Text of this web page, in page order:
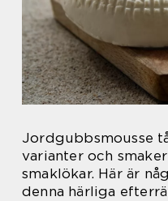
Jordgubbsmousse
varianter och
smaklökar. Här är
denna härliga